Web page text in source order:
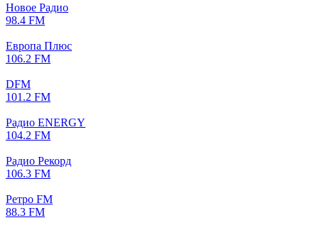
Новое Радио
98.4 FM
Европа Плюс
106.2 FM
DFM
101.2 FM
Радио ENERGY
104.2 FM
Радио Рекорд
106.3 FM
Ретро FM
88.3 FM